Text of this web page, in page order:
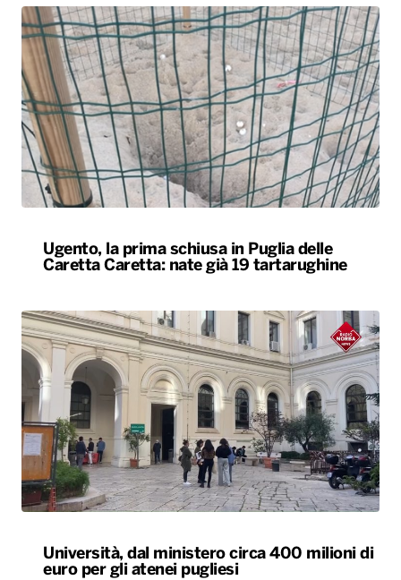
Ugento, la prima schiusa in Puglia delle
Caretta Caretta: nate già 19 tartarughine
Università, dal ministero circa 400 milioni di
euro per gli atenei pugliesi